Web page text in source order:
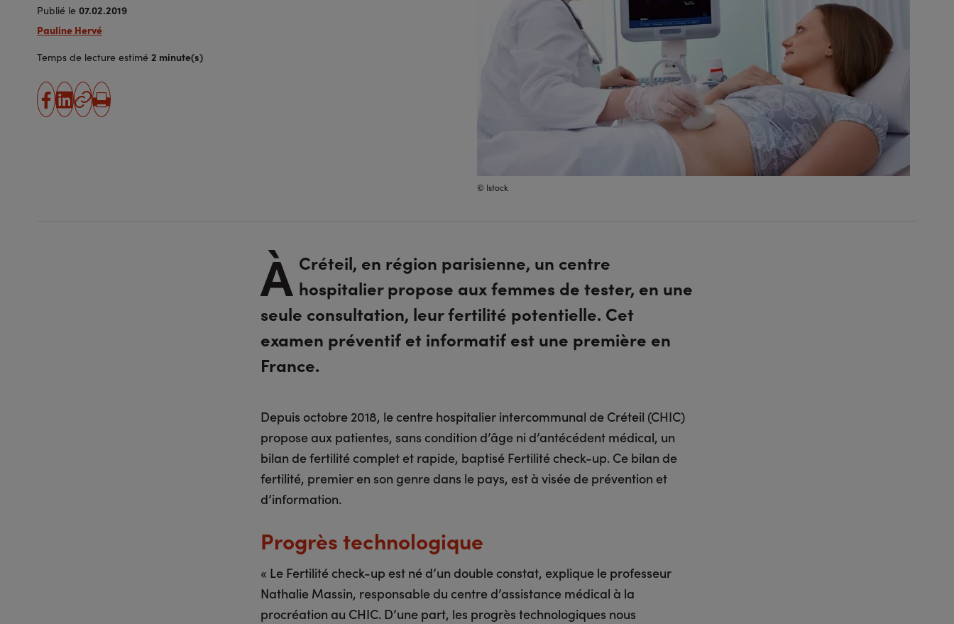
Publié le 07.02.2019
Pauline Hervé
Temps de lecture estimé 2 minute(s)
partager
partager
Copier
Imprimer
© Istock
À Créteil, en région parisienne, un centre
hospitalier propose aux femmes de tester, en une
seule consultation, leur fertilité potentielle. Cet
examen préventif et informatif est une première en
France.
Depuis octobre 2018, le centre hospitalier intercommunal de Créteil (CHIC)
propose aux patientes, sans condition d’âge ni d’antécédent médical, un
bilan de fertilité complet et rapide, baptisé Fertilité check-up. Ce bilan de
fertilité, premier en son genre dans le pays, est à visée de prévention et
d’information.
Progrès technologique
« Le Fertilité check-up est né d’un double constat, explique le professeur
Nathalie Massin, responsable du centre d’assistance médical à la
procréation au CHIC. D’une part, les progrès technologiques nous